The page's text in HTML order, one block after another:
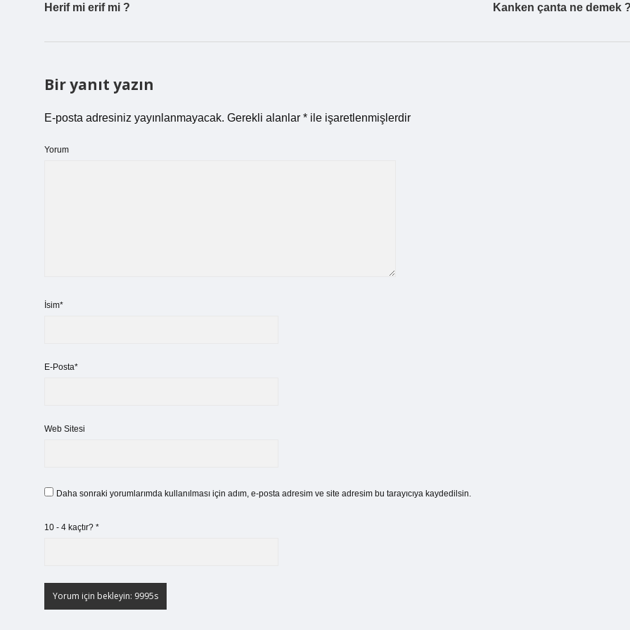
Herif mi erif mi ? Kanken çanta ne demek
Bir yanıt yazın
E-posta adresiniz yayınlanmayacak. Gerekli alanlar * ile işaretlenmişlerdir
Yorum
İsim*
E-Posta*
Web Sitesi
Daha sonraki yorumlarımda kullanılması için adım, e-posta adresim ve site adresim bu tarayıcıya kaydedilsin.
10 - 4 kaçtır? *